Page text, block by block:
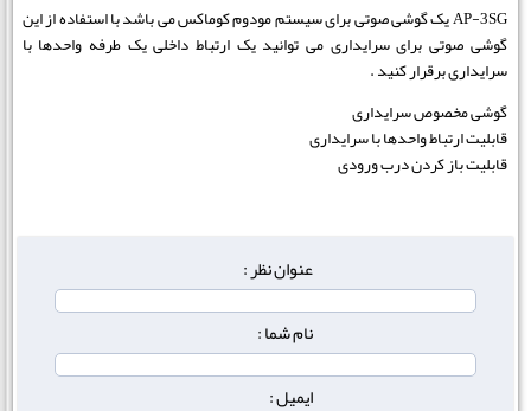
AP-3SG یک گوشی صوتی برای سیستم مودوم کوماکس می باشد با استفاده از این
گوشی صوتی برای سرایداری می توانید یک ارتباط داخلی یک طرفه واحدها با
سرایداری برقرار کنید .
گوشی مخصوص سرایداری
قابلیت ارتباط واحدها با سرایداری
قابلیت باز کردن درب ورودی
عنوان نظر :
نام شما :
ایمیل :